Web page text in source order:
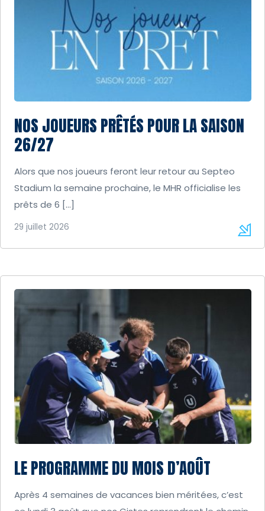
NOS JOUEURS PRÊTÉS POUR LA SAISON
26/27
Alors que nos joueurs feront leur retour au Septeo
Stadium la semaine prochaine, le MHR officialise les
prêts de 6 […]
29 juillet 2026
LE PROGRAMME DU MOIS D’AOÛT
Après 4 semaines de vacances bien méritées, c’est